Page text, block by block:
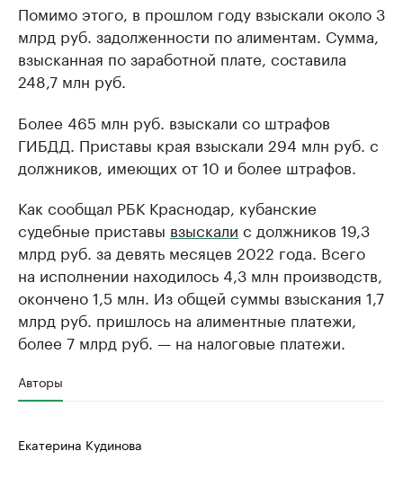
Помимо этого, в прошлом году взыскали около 3
млрд руб. задолженности по алиментам. Сумма,
взысканная по заработной плате, составила
248,7 млн руб.
Более 465 млн руб. взыскали со штрафов
ГИБДД. Приставы края взыскали 294 млн руб. с
должников, имеющих от 10 и более штрафов.
Как сообщал РБК Краснодар, кубанские
судебные приставы взыскали с должников 19,3
млрд руб. за девять месяцев 2022 года. Всего
на исполнении находилось 4,3 млн производств,
окончено 1,5 млн. Из общей суммы взыскания 1,7
млрд руб. пришлось на алиментные платежи,
более 7 млрд руб. — на налоговые платежи.
Авторы
Екатерина Кудинова